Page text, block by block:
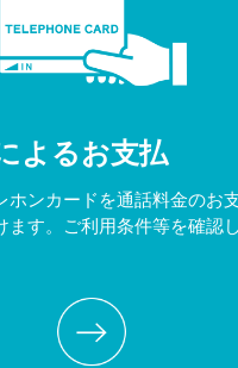
よるお支払
ホンカードを通話料金のお
ます。ご利用条件等を確認